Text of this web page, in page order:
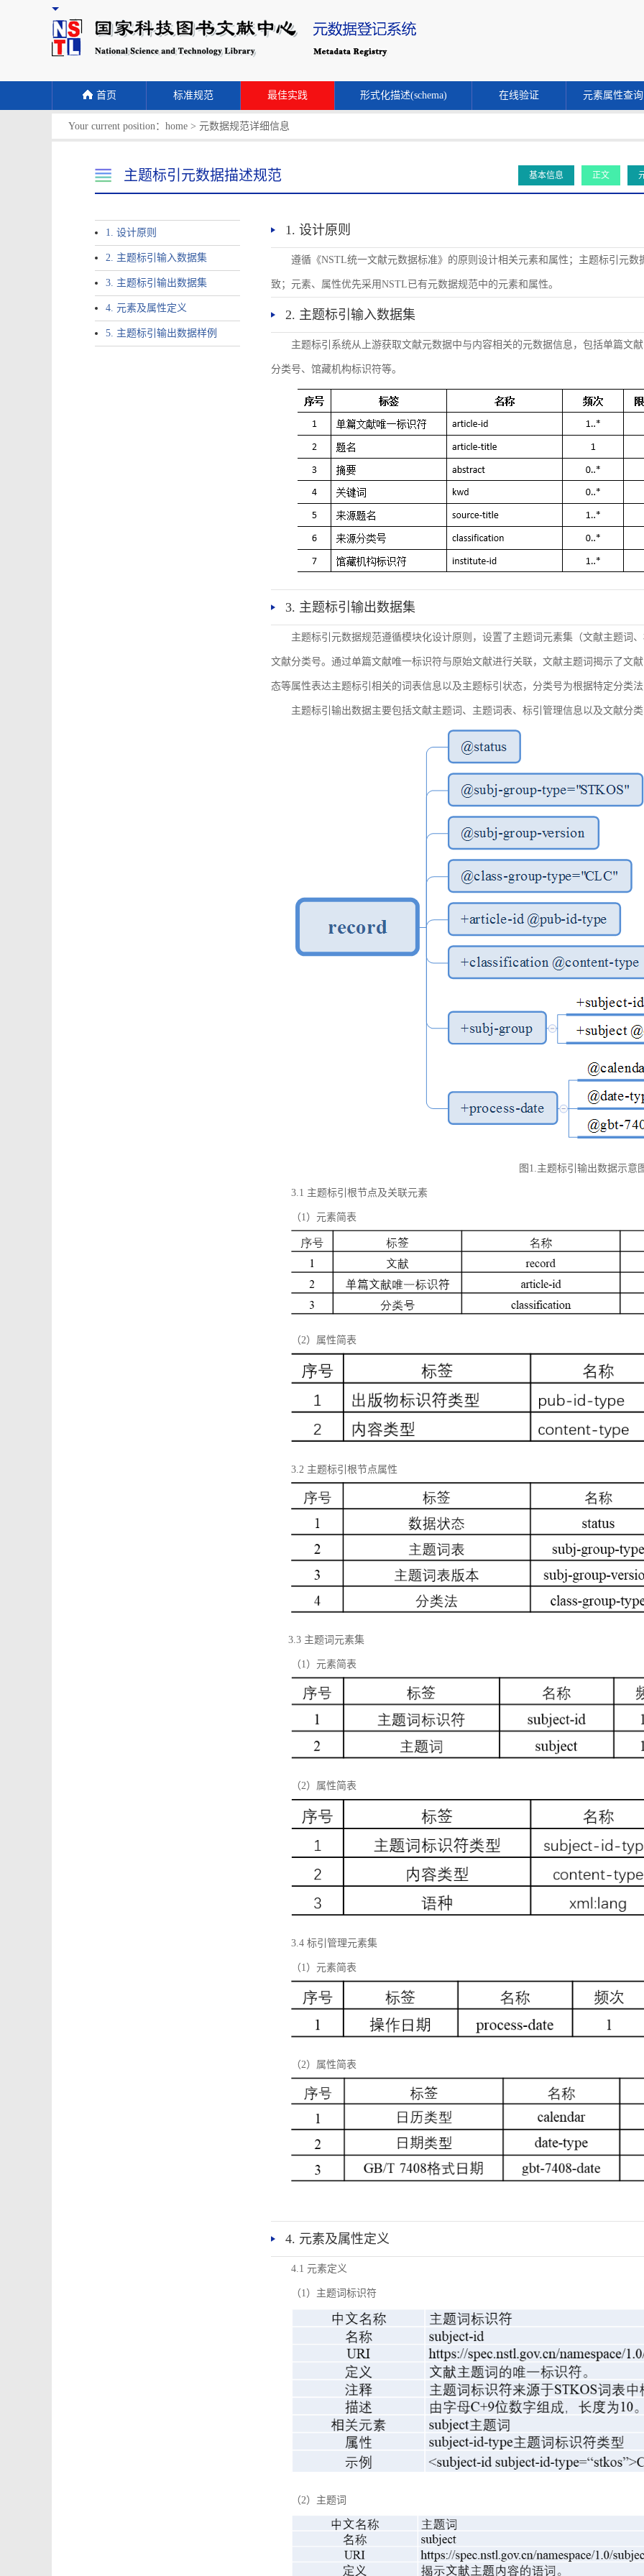
首页 标准规范 最佳实践 形式化描述(schema) 在线验证 元素属性查询
Your current position： home > 元数据规范详细信息
主题标引元数据描述规范 基本信息 正文
1. 设计原则
2. 主题标引输入数据集
3. 主题标引输出数据集
4. 元素及属性定义
5. 主题标引输出数据样例
1. 设计原则
遵循《NSTL统一文献元数据标准》的原则设计相关元素和属性；主题标引元
致；元素、属性优先采用NSTL已有元数据规范中的元素和属性。
2. 主题标引输入数据集
主题标引系统从上游获取文献元数据中与内容相关的元数据信息，包括单篇文
分类号、馆藏机构标识符等。
3. 主题标引输出数据集
主题标引元数据规范遵循模块化设计原则，设置了主题词元素集（文献主题词
文献分类号。通过单篇文献唯一标识符与原始文献进行关联，文献主题词揭示了文
态等属性表达主题标引相关的词表信息以及主题标引状态，分类号为根据特定分类
主题标引输出数据主要包括文献主题词、主题词表、标引管理信息以及文献分
图1.主题标引输出数据示意
3.1 主题标引根节点及关联元素
（1）元素简表
（2）属性简表
3.2 主题标引根节点属性
3.3 主题词元素集
（1）元素简表
（2）属性简表
3.4 标引管理元素集
（1）元素简表
（2）属性简表
4. 元素及属性定义
4.1 元素定义
（1）主题词标识符
（2）主题词